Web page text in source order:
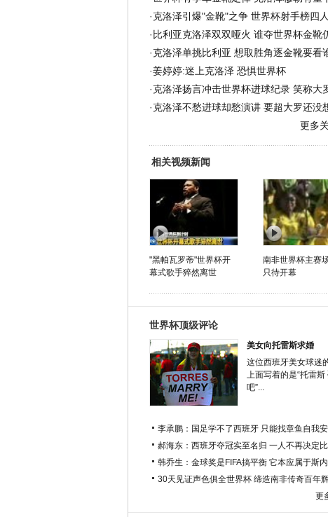
·克洛泽引爆"金靴"之争 世界杯射手榜四
· 比利亚克洛泽双双哑火 谁夺世界杯金靴
·克洛泽单挑比利亚 想取胜角逐金靴要看
·姜婷婷:迷上克洛泽 恐惧世界杯
·克洛泽扬言冲击世界杯进球纪录 笑称大
·克洛泽不愁进球却愁演讲 要超大罗还没
更多
相关视频新闻
"黑帕瓦罗蒂"世界杯开
幕式歌手猝然离世
南非世界杯主赛
只待开幕
世界杯顶级评论
美女向托雷斯求婚
这位西班牙美女球迷
上面写着的是“托雷斯
吧”...
李承鹏：国足学不了西班牙 只能找章鱼自我
郝海东：西班牙夺冠实至名归 一人不再决定
韩乔生：金球奖是FIFA搞平衡 它本应属于斯
30天见证声色俱全世界杯 缔造南非传奇百年
更